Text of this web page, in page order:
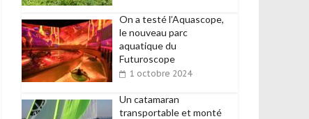
On a testé l’Aquascope,
le nouveau parc
aquatique du
Futuroscope
1 octobre 2024
Un catamaran
transportable et monté